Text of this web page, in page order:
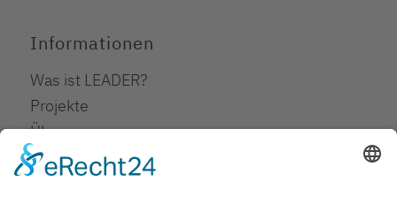
Informationen
Was ist LEADER?
Projekte
Über uns
Downloads